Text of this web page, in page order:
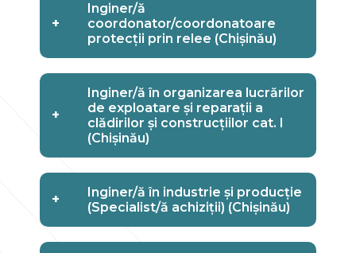
+
Inginer/ă
coordonator/coordonatoare
protecții prin relee (Chișinău)
+
Inginer/ă în organizarea lucrărilor
de exploatare și reparații a
clădirilor și construcțiilor cat. I
(Chișinău)
+
Inginer/ă în industrie și producție
(Specialist/ă achiziții) (Chișinău)